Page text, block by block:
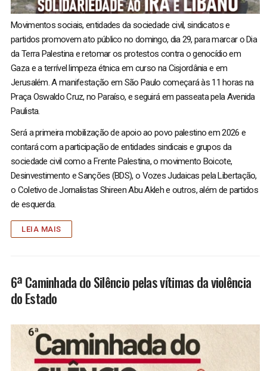
Movimentos sociais, entidades da sociedade civil, sindicatos e
partidos promovem ato público no domingo, dia 29, para marcar o Dia
da Terra Palestina e retomar os protestos contra o genocídio em
Gaza e a terrível limpeza étnica em curso na Cisjordânia e em
Jerusalém. A manifestação em São Paulo começará às 11 horas na
Praça Oswaldo Cruz, no Paraíso, e seguirá em passeata pela Avenida
Paulista.
Será a primeira mobilização de apoio ao povo palestino em 2026 e
contará com a participação de entidades sindicais e grupos da
sociedade civil como a Frente Palestina, o movimento Boicote,
Desinvestimento e Sanções (BDS), o Vozes Judaicas pela Libertação,
o Coletivo de Jornalistas Shireen Abu Akleh e outros, além de partidos
de esquerda.
LEIA MAIS
6ª Caminhada do Silêncio pelas vítimas da violência
do Estado